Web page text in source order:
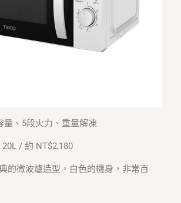
量、5段火力、重量解凍
/ 約 NT$2,180
的微波爐造型，白色的機身，非常百